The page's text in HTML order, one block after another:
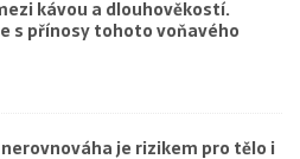
kávou a dlouhověkostí.
s přínosy tohoto voňavého
je rizikem pro tělo i